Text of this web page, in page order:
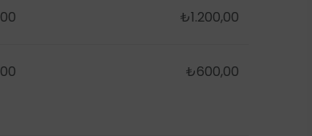
₺1.200,00
₺600,00